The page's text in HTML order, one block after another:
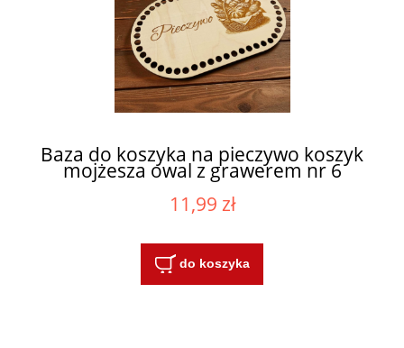
Baza do koszyka na pieczywo koszyk
mojżesza owal z grawerem nr 6
11,99 zł
do koszyka